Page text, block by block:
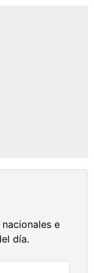
e
día.